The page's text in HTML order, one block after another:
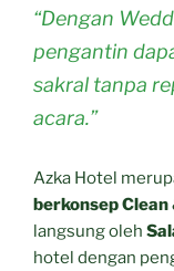
“Dengan
pengantin
sakral tanpa
acara.”
Azka Hotel
berkonsep
langsung oleh
hotel dengan